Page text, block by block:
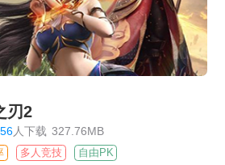
刃2
人下载 327.76MB
多人竞技 自由PK